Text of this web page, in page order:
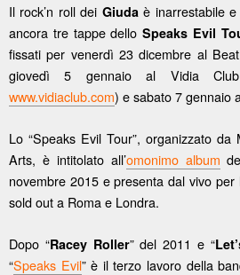
Il rock’n roll dei Giuda è inarrestabile
ancora tre tappe delloSpeaks Evil
fissati per venerdì 23 dicembre al
giovedì 5 gennaio al Vidia
www.vidiaclub.com) e sabato 7 gennaio
Lo “Speaks Evil Tour”, organizzato
Arts, è intitolato all’omonimo album
novembre 2015 e presenta dal vivo per
sold out a Roma e Londra.
Dopo “Racey Roller” del 2011 e “
“Speaks Evil” è il terzo lavoro della